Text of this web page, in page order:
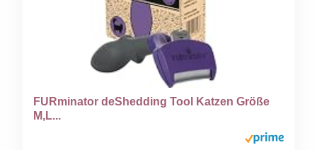
FURminator deShedding Tool Katzen Größe
M,L...